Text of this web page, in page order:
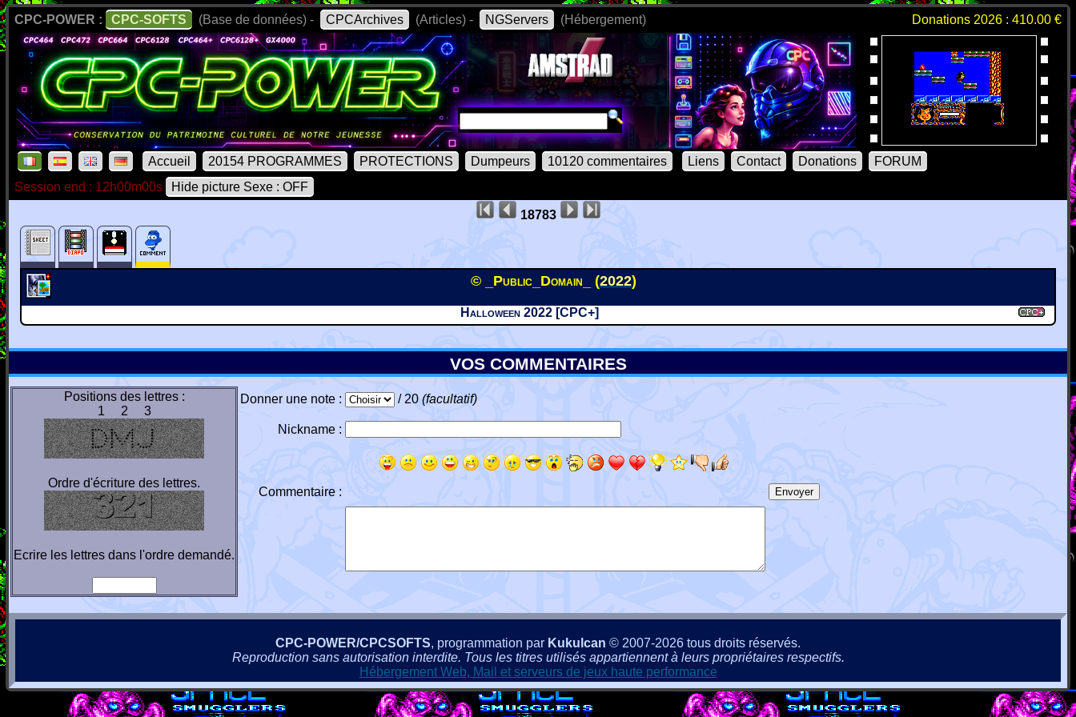
CPC-POWER : CPC-SOFTS (Base de données) - CPCArchives (Articles) - NGServers (Hébergement) Donations 2026 : 410.00 €
Accueil 20154 PROGRAMMES PROTECTIONS Dumpeurs 10120 commentaires Liens Contact Donations
FORUM
Session end : 12h00m00s
Hide picture Sexe : OFF
18783
© _Public_Domain_ (2022)
Halloween 2022 [CPC+]
VOS COMMENTAIRES
Positions des lettres :
1 2 3
Ordre d'écriture des lettres.
Ecrire les lettres dans l'ordre demandé.
Donner une note : / 20 (facultatif)
Nickname :
Commentaire :
CPC-POWER/CPCSOFTS, programmation par Kukulcan © 2007-2026 tous droits réservés.
Reproduction sans autorisation interdite. Tous les titres utilisés appartiennent à leurs propriétaires respectifs.
Hébergement Web, Mail et serveurs de jeux haute performance